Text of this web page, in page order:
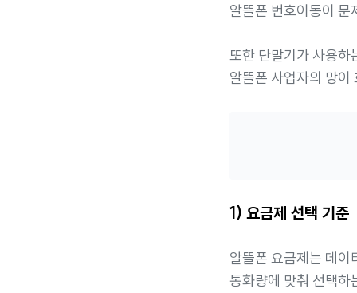
알뜰폰 번호이동이 문
또한 단말기가 사용하
알뜰폰 사업자의 망이
1) 요금제 선택 기준
알뜰폰 요금제는 데이
통화량에 맞춰 선택하